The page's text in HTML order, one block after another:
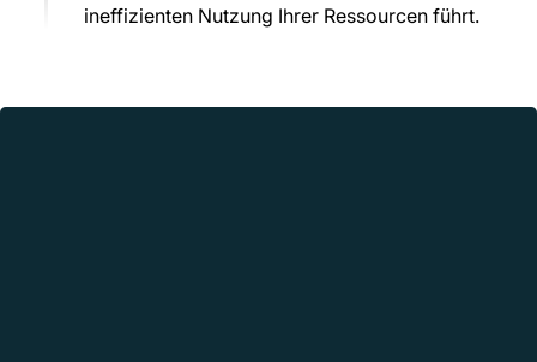
ineffizienten Nutzung Ihrer Ressourcen führt.